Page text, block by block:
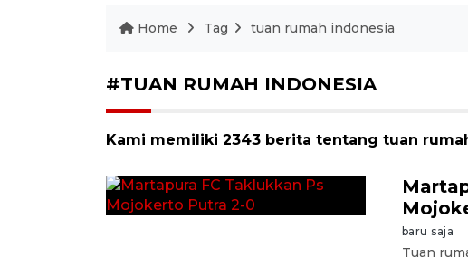
Home Tag tuan rumah indonesia
#TUAN RUMAH INDONESIA
Kami memiliki 2343 berita tentang tuan
baru saja
Tuan